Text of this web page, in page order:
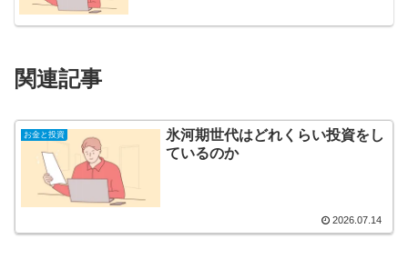
関連記事
お金と投資
氷河期世代はどれくらい投資をし
ているのか
2026.07.14